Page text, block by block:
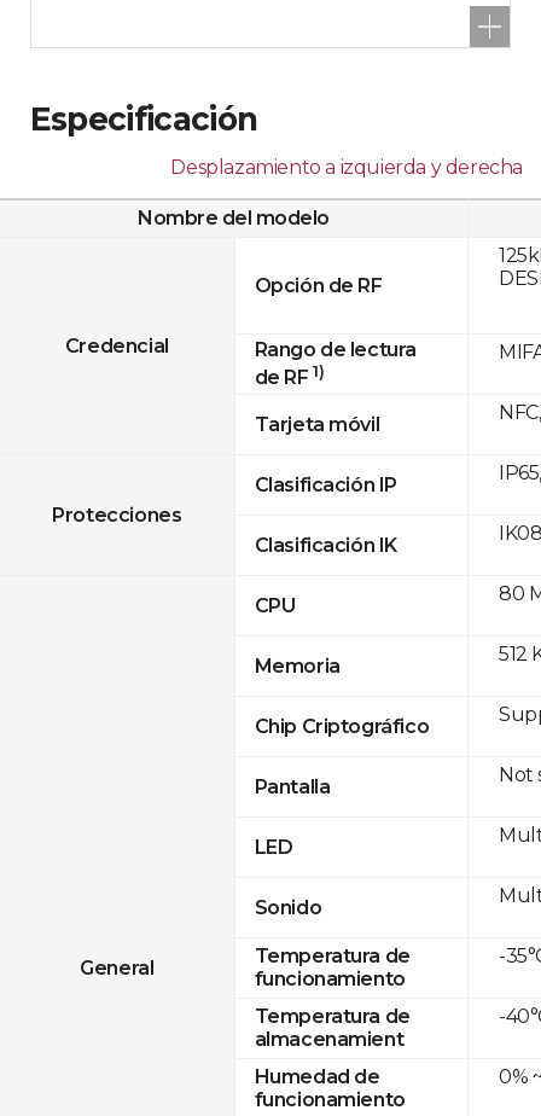
Especificación
Desplazamiento a izquierda y derecha
Nombre del modelo
Credencial
Opción de RF
Rango de lectura
de RF 1)
Tarjeta móvil
Protecciones
Clasificación IP
Clasificación IK
General
CPU
Memoria
Chip Criptográfico
Pantalla
LED
Sonido
Temperatura de
funcionamiento
Temperatura de
almacenamient
Humedad de
funcionamiento
80
512
Not
-
-
0%